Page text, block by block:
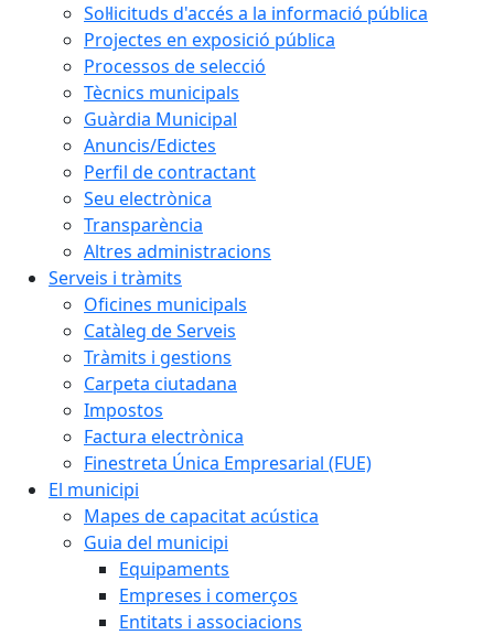
Sol·licituds d'accés a la informació pública
Projectes en exposició pública
Processos de selecció
Tècnics municipals
Guàrdia Municipal
Anuncis/Edictes
Perfil de contractant
Seu electrònica
Transparència
Altres administracions
Serveis i tràmits
Oficines municipals
Catàleg de Serveis
Tràmits i gestions
Carpeta ciutadana
Impostos
Factura electrònica
Finestreta Única Empresarial (FUE)
El municipi
Mapes de capacitat acústica
Guia del municipi
Equipaments
Empreses i comerços
Entitats i associacions